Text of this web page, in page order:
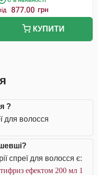
877.00 грн
КУПИТИ
?
для волосся
спреї для волосся є:
ефектом 200 мл 1